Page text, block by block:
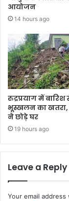
आयोजन
14 hours ago
रुद्रप्रयाग में बारिश
भूस्खलन का खतरा,
ने छोड़े घर
19 hours ago
Leave a Reply
Your email